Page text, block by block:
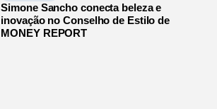
Simone Sancho conecta beleza e
inovação no Conselho de Estilo de
MONEY REPORT